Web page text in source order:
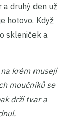
druhý den už
hotovo. Když
skleniček a
krém musejí
moučníků se
drží tvar a